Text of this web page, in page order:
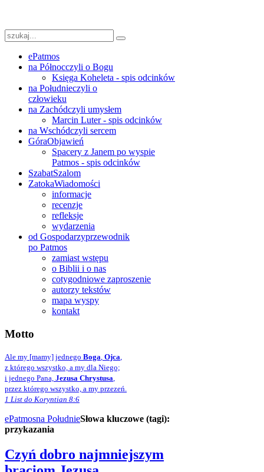
ePatmos
na Północczyli o Bogu
Księga Koheleta - spis odcinków
na Południeczyli o
człowieku
na Zachódczyli umysłem
Marcin Luter - spis odcinków
na Wschódczyli sercem
GóraObjawień
Spacery z Janem po wyspie
Patmos - spis odcinków
SzabatSzalom
ZatokaWiadomości
informacje
recenzje
refleksje
wydarzenia
od Gospodarzyprzewodnik
po Patmos
zamiast wstępu
o Biblii i o nas
cotygodniowe zaproszenie
autorzy tekstów
mapa wyspy
kontakt
Motto
Ale my [mamy] jednego Boga, Ojca,
z którego wszystko, a my dla Niego;
i jednego Pana, Jezusa Chrystusa,
przez którego wszystko, a my przezeń.
1 List do Koryntian 8:6
ePatmosna PołudnieSłowa kluczowe (tagi):
przykazania
Czyń dobro najmniejszym